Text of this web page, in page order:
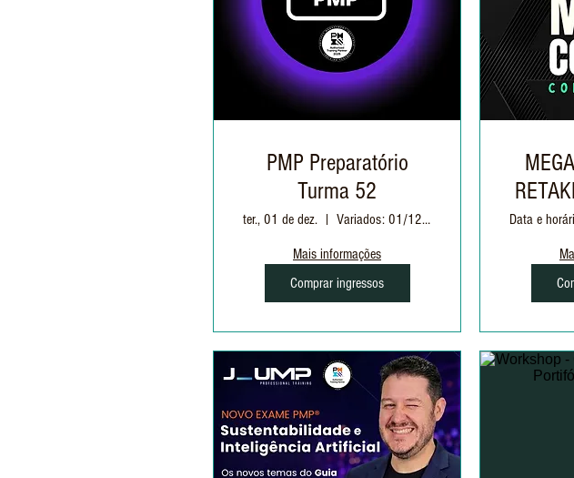
PMP Preparatório
Turma 52
ter., 01 de dez. Variados: 01/12 à 16/12 | 19h às 22h30
Mais informações
Comprar ingressos
RETAKE :
Data e